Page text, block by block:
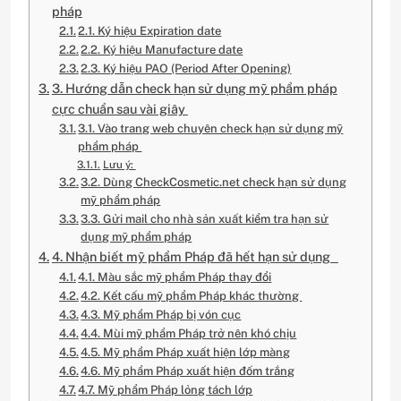
pháp
2.1. Ký hiệu Expiration date
2.2. Ký hiệu Manufacture date
2.3. Ký hiệu PAO (Period After Opening)
3. Hướng dẫn check hạn sử dụng mỹ phẩm pháp
cực chuẩn sau vài giây
3.1. Vào trang web chuyên check hạn sử dụng mỹ
phẩm pháp
Lưu ý:
3.2. Dùng CheckCosmetic.net check hạn sử dụng
mỹ phẩm pháp
3.3. Gửi mail cho nhà sản xuất kiểm tra hạn sử
dụng mỹ phẩm pháp
4. Nhận biết mỹ phẩm Pháp đã hết hạn sử dụng
4.1. Màu sắc mỹ phẩm Pháp thay đổi
4.2. Kết cấu mỹ phẩm Pháp khác thường
4.3. Mỹ phẩm Pháp bị vón cục
4.4. Mùi mỹ phẩm Pháp trở nên khó chịu
4.5. Mỹ phẩm Pháp xuất hiện lớp màng
4.6. Mỹ phẩm Pháp xuất hiện đốm trắng
4.7. Mỹ phẩm Pháp lỏng tách lớp